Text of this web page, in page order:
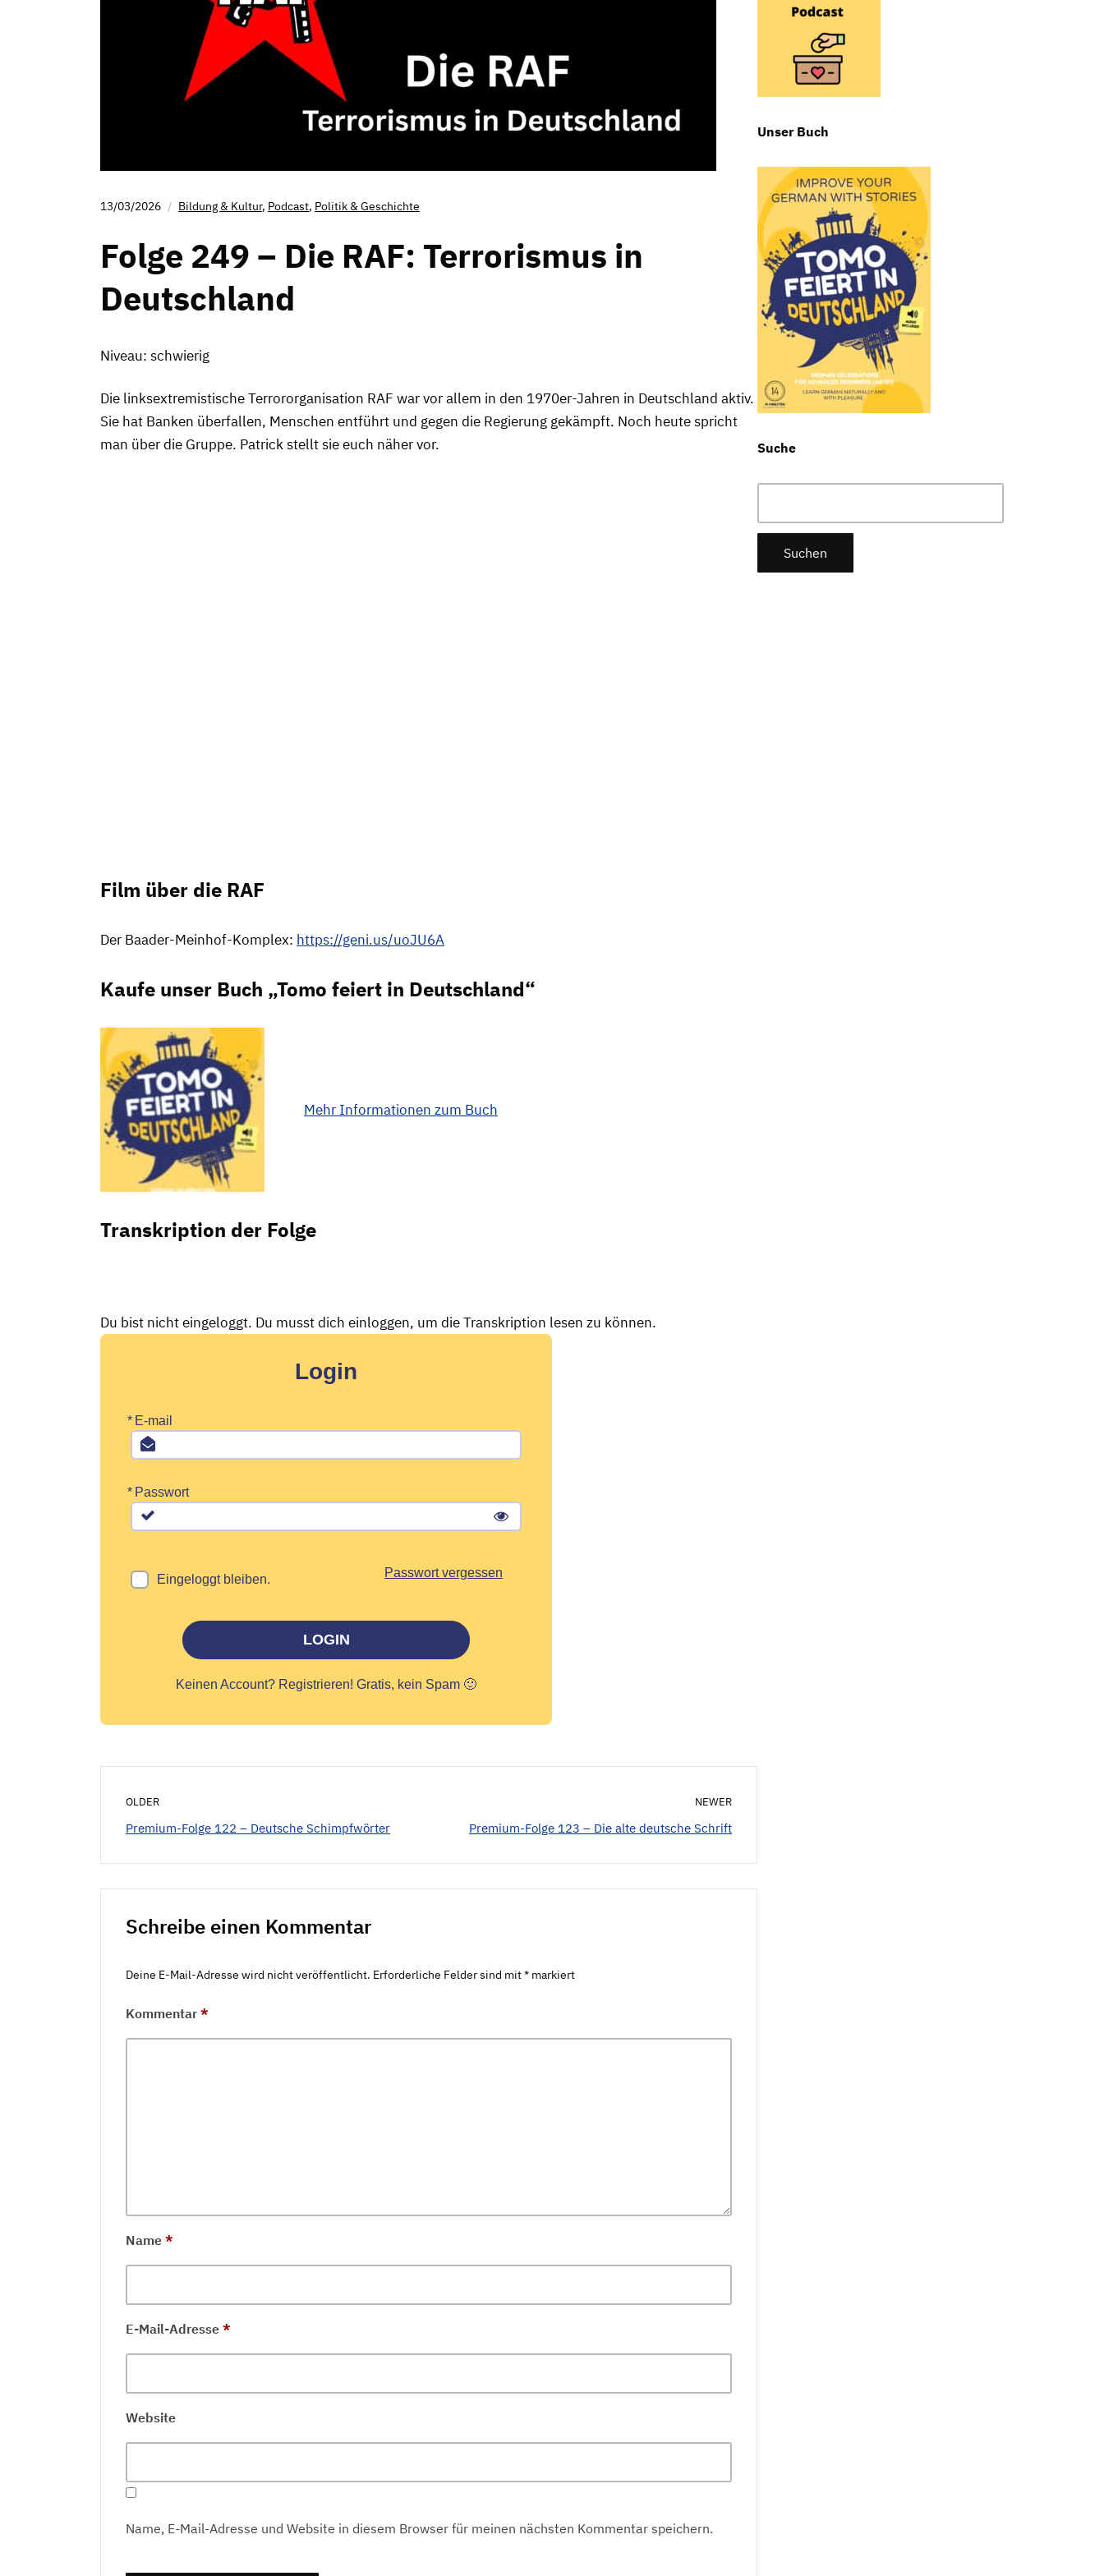
13/03/2026 Bildung & Kultur, Podcast, Politik & Geschichte
Folge 249 – Die RAF: Terrorismus in
Deutschland
Niveau: schwierig
Die linksextremistische Terrororganisation RAF war vor allem in den 1970er-Jahren in Deutschland aktiv.
Sie hat Banken überfallen, Menschen entführt und gegen die Regierung gekämpft. Noch heute spricht
man über die Gruppe. Patrick stellt sie euch näher vor.
Film über die RAF
Der Baader-Meinhof-Komplex: https://geni.us/uoJU6A
Kaufe unser Buch „Tomo feiert in Deutschland“
Mehr Informationen zum Buch
Transkription der Folge
Du bist nicht eingeloggt. Du musst dich einloggen, um die Transkription lesen zu können.
Login
* E-mail
* Passwort
Eingeloggt bleiben.
LOGIN
Passwort vergessen
Keinen Account? Registrieren! Gratis, kein Spam 🙂
OLDER
Premium-Folge 122 – Deutsche Schimpfwörter
NEWER
Premium-Folge 123 – Die alte deutsche Schrift
Schreibe einen Kommentar
Deine E-Mail-Adresse wird nicht veröffentlicht. Erforderliche Felder sind mit* markiert
Kommentar *
Name *
E-Mail-Adresse *
Website
Name, E-Mail-Adresse und Website in diesem Browser für meinen nächsten Kommentar speichern.
Unser Buch
Suche